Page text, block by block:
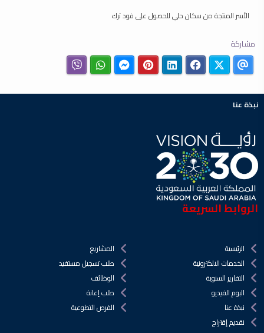
الأسر المنتجة من سكان حلي للحصول على فود ترك
مشاركة
نبذة عنا
الروابط السريعة
الرئيسية
الخدمات الالكترونية
التقارير السنوية
البوم الفيديو
نبذة عنا
نقديم إقتراح
المشاريع
طلب تسجيل مستفيد
الوظائف
طلب إعانة
الفرص التطوعية